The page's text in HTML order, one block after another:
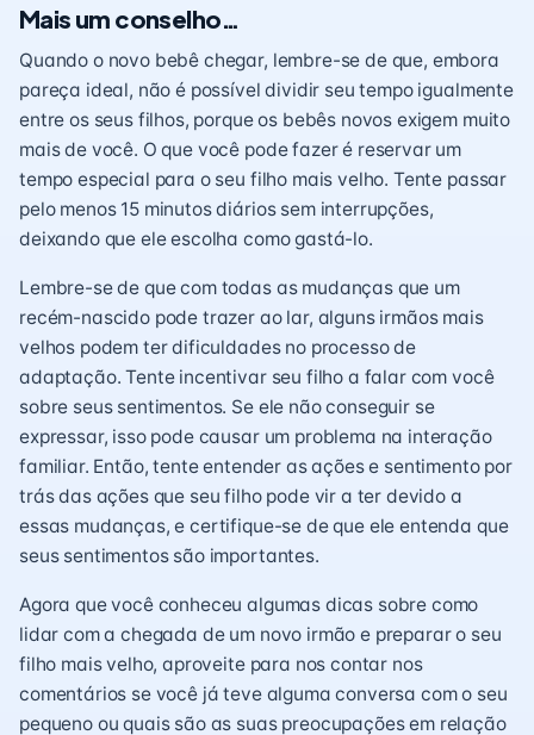
Mais um conselho…
Quando o novo bebê chegar, lembre-se de que, embora
pareça ideal, não é possível dividir seu tempo igualmente
entre os seus filhos, porque os bebês novos exigem muito
mais de você. O que você pode fazer é reservar um
tempo especial para o seu filho mais velho. Tente passar
pelo menos 15 minutos diários sem interrupções,
deixando que ele escolha como gastá-lo.
Lembre-se de que com todas as mudanças que um
recém-nascido pode trazer ao lar, alguns irmãos mais
velhos podem ter dificuldades no processo de
adaptação. Tente incentivar seu filho a falar com você
sobre seus sentimentos. Se ele não conseguir se
expressar, isso pode causar um problema na interação
familiar. Então, tente entender as ações e sentimento por
trás das ações que seu filho pode vir a ter devido a
essas mudanças, e certifique-se de que ele entenda que
seus sentimentos são importantes.
Agora que você conheceu algumas dicas sobre como
lidar com a chegada de um novo irmão e preparar o seu
filho mais velho, aproveite para nos contar nos
comentários se você já teve alguma conversa com o seu
pequeno ou quais são as suas preocupações em relação